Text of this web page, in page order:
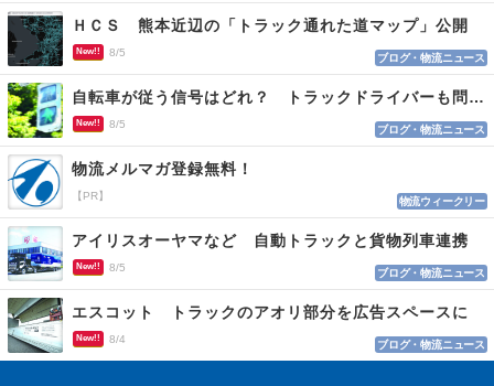
ＨＣＳ 熊本近辺の「トラック通れた道マップ」公開
New!! 8/5 ブログ・物流ニュース
自転車が従う信号はどれ？ トラックドライバーも問われる認識
New!! 8/5 ブログ・物流ニュース
物流メルマガ登録無料！
【PR】 物流ウィークリー
アイリスオーヤマなど 自動トラックと貨物列車連携
New!! 8/5 ブログ・物流ニュース
エスコット トラックのアオリ部分を広告スペースに
New!! 8/4 ブログ・物流ニュース